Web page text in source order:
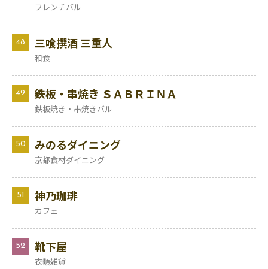
フレンチバル
48 三喰撰酒 三重人
和食
49 鉄板・串焼き ＳＡＢＲＩＮＡ
鉄板焼き・串焼きバル
50 みのるダイニング
京都食材ダイニング
51 神乃珈琲
カフェ
52 靴下屋
衣類雑貨